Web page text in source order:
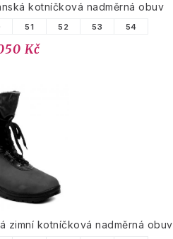
kotníčková nadměrná obuv
51 52 53 54
Kč
zimní kotníčková nadměrná obuv